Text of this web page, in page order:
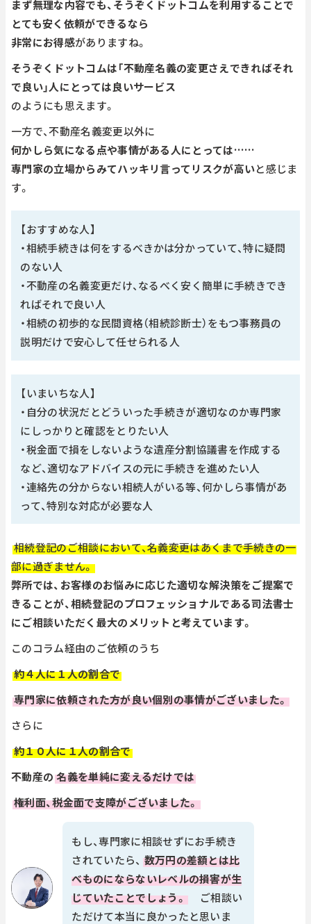
まず無理な内容でも、そうぞくドットコムを利用することで
とても安く依頼ができるなら
非常にお得感がありますね。
そうぞくドットコムは「不動産名義の変更さえできればそれ
で良い」人にとっては良いサービス
のようにも思えます。
一方で、不動産名義変更以外に
何かしら気になる点や事情がある人にとっては……
専門家の立場からみてハッキリ言ってリスクが高いと感じま
す。
【おすすめな人】
・相続手続きは何をするべきかは分かっていて、特に疑問
のない人
・不動産の名義変更だけ、なるべく安く簡単に手続きでき
ればそれで良い人
・相続の初歩的な民間資格（相続診断士）をもつ事務員の
説明だけで安心して任せられる人
【いまいちな人】
・自分の状況だとどういった手続きが適切なのか専門家
にしっかりと確認をとりたい人
・税金面で損をしないような遺産分割協議書を作成する
など、適切なアドバイスの元に手続きを進めたい人
・連絡先の分からない相続人がいる等、何かしら事情があ
って、特別な対応が必要な人
相続登記のご相談において、名義変更はあくまで手続きの一
部に過ぎません。
弊所では、お客様のお悩みに応じた適切な解決策をご提案で
きることが、相続登記のプロフェッショナルである司法書士
にご相談いただく最大のメリットと考えています。
このコラム経由のご依頼のうち
約４人に１人の割合で
専門家に依頼された方が良い個別の事情がございました。
さらに
約１０人に１人の割合で
不動産の 名義を単純に変えるだけでは
権利面、税金面で支障がございました。
もし、専門家に相談せずにお手続き
されていたら、 数万円の差額とは比
べものにならないレベルの損害が生
じていたことでしょう。
ご相談い
ただけて本当に良かったと思いま